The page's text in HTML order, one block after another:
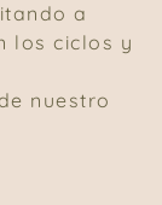
a
los ciclos y
nuestro